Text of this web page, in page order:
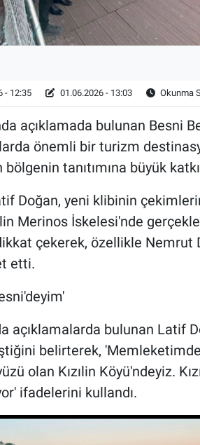
- 12:35 01.06.2026 - 13:03 Okunma
açıklamada bulunan Besni
önemli bir turizm
bölgenin tanıtımına büyük
Doğan, yeni klibinin
Merinos İskelesi'nde
çekerek, özellikle Nemrut
etti.
açıklamalarda bulunan Latif
belirterek,
olan Kızılin Köyü'ndeyiz.
ifadelerini kullandı.